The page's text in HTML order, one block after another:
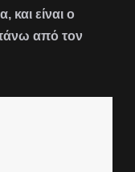
και είναι ο
από τον